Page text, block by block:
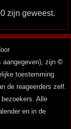
zijn geweest.
aangegeven), zijn ©
toestemming
de reageerders zelf.
Alle
en in de